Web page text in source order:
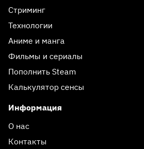
Стриминг
Технологии
Аниме и манга
Фильмы и сериалы
Пополнить Steam
Калькулятор сенсы
Информация
О нас
Контакты